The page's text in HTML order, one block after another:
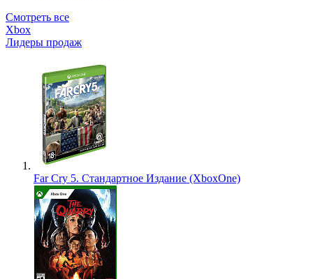
Смотреть все
Xbox
Лидеры продаж
Far Cry 5. Стандартное Издание (XboxOne)